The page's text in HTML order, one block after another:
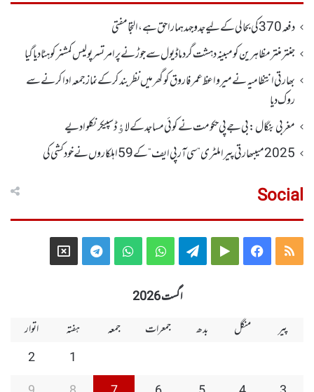
دفعہ370کی بحالی کے لیے جدوجہد ہمارا حق ہے، التجا مفتی
جنتر منتر مظاہرین کو مبینہ دہشت گرد ماڈیول سے جوڑنے پر امرتسر پولیس کمشنر کو ہٹا دیاگیا
بھارتی انتظامیہ نے میر واعظ عمر فاروق کو گھر میں نظر بندکر کے نماز جمعہ ادا کرنے سے
روک دیا
مغربی بنگال: بی جے پی حکومت نے کوئی مساجد کے لاﺅڈ سپیکر نکلوا دیے
2025 میںبھارتی پیرا ملٹری ”سی آر پی ایف“ کے 59 اہلکاروں نے خودکشی کی
Social
RSS
Facebook
Google
Telegram
WhatsApp
WhatsApp
Telegram
X
اگست 2026
پیر
منگل بدھ جمعرات جمعہ ہفتہ
اتوار
1
2